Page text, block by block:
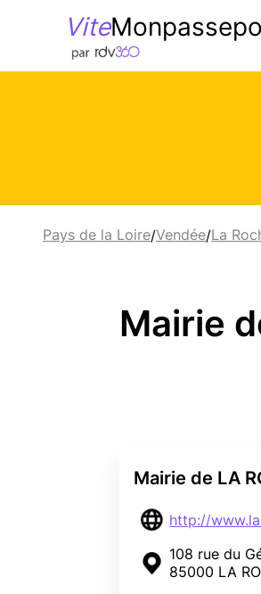
Vite
Pays de la Loire/Vendée/La
Mairie
Mairie de LA
http://
108 rue du
85000 LA